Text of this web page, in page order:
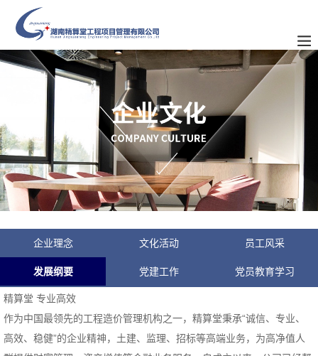
企业理念 文化活动 员工风采
发展纲要 党建工作 党员教育学习
精算堂 专业高效
作为中国最领先的工程造价管理机构之一，精算堂秉承“诚信、专业、
高效、稳健”的企业精神，土建、监理、招标等高端业务，为高净值人